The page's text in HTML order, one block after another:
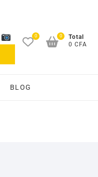
Recherche
0
Total
0 CFA
0
BLOG